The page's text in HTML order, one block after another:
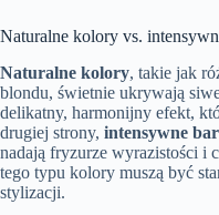
Naturalne kolory vs.
Naturalne kolory, takie jak
blondu, świetnie ukrywają
delikatny, harmonijny efekt,
drugiej strony, intensywne
nadają fryzurze wyrazistości i
tego typu kolory muszą być
stylizacji.